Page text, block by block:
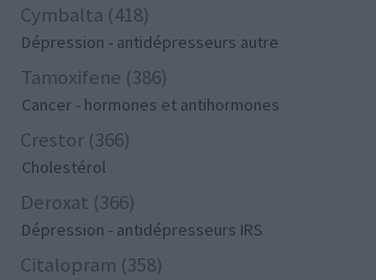
Cymbalta (418)
Dépression - antidépresseurs autre
Tamoxifene (386)
Cancer - hormones et antihormones
Crestor (366)
Cholestérol
Deroxat (366)
Dépression - antidépresseurs IRS
Citalopram (358)